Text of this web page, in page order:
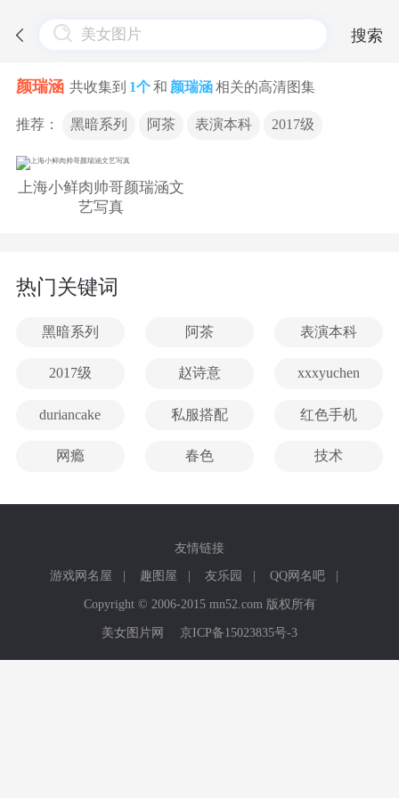
搜索
颜瑞涵 共收集到 1个和 颜瑞涵相关的高清图集
推荐： 黑暗系列 阿茶 表演本科 2017级
上海小鲜肉帅哥颜瑞涵文
艺写真
热门关键词
黑暗系列 阿茶 表演本科
2017级 赵诗意 xxxyuchen
duriancake 私服搭配 红色手机
网瘾 春色 技术
友情链接
游戏网名屋
| 趣图屋 | 友乐园 | QQ网名吧
|
Copyright © 2006-2015 mn52.com 版权所有
美女图片网
京ICP备15023835号-3